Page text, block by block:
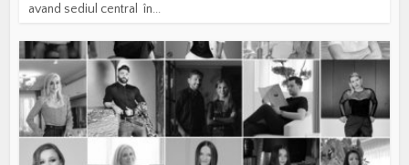
avand sediul central în...